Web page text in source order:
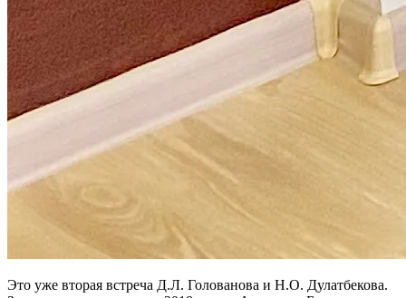
Это уже вторая встреча Д.Л. Голованова и Н.О. Дулатбекова.